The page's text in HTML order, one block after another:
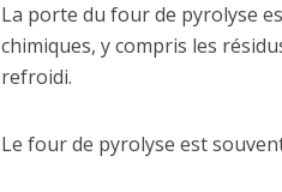
La porte du four de pyrolyse
chimiques, y compris les
refroidi.
Le four de pyrolyse est